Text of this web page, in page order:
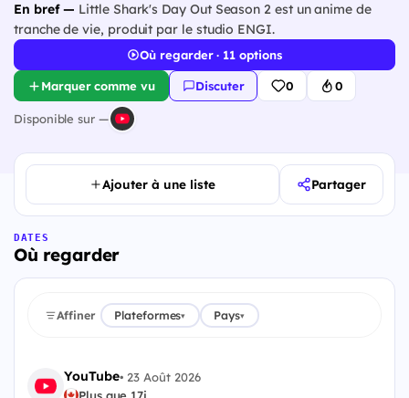
En bref — Little Shark's Day Out Season 2 est un anime de
tranche de vie, produit par le studio ENGI.
Où regarder · 11 options
Marquer comme vu Discuter 0 0
Disponible sur —
Ajouter à une liste Partager
DATES
Où regarder
Affiner Plateformes▾ Pays▾
YouTube• 23 Août 2026